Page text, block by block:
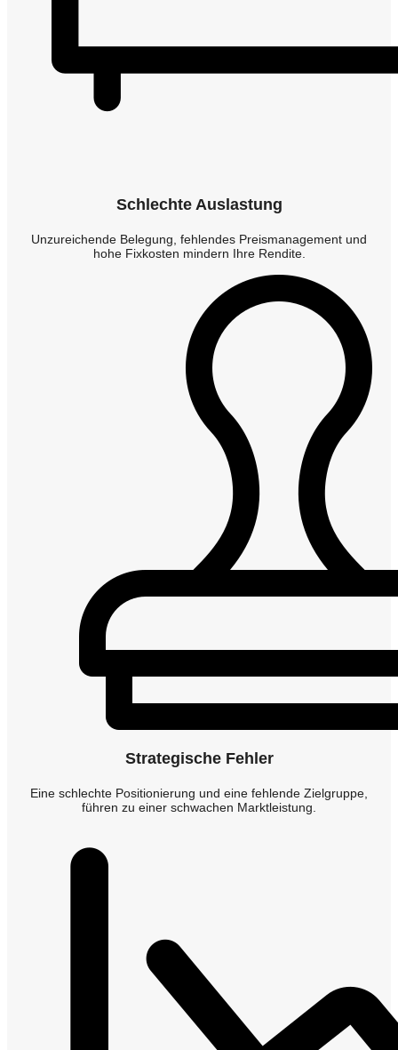
Schlechte Auslastung
Unzureichende Belegung, fehlendes Preismanagement und
hohe Fixkosten mindern Ihre Rendite.
Strategische Fehler
Eine schlechte Positionierung und eine fehlende Zielgruppe,
führen zu einer schwachen Marktleistung.